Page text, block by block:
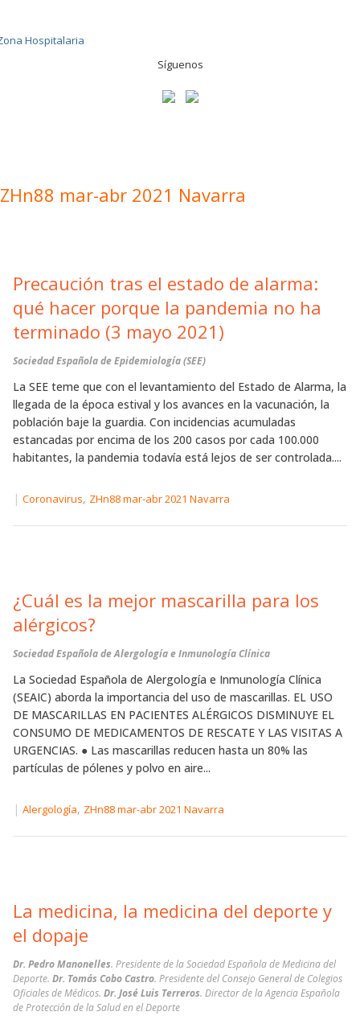
Síguenos
ZHn88 mar-abr 2021 Navarra
Precaución tras el estado de alarma:
qué hacer porque la pandemia no ha
terminado (3 mayo 2021)
Sociedad Española de Epidemiología (SEE)
La SEE teme que con el levantamiento del Estado de Alarma, la
llegada de la época estival y los avances en la vacunación, la
población baje la guardia. Con incidencias acumuladas
estancadas por encima de los 200 casos por cada 100.000
habitantes, la pandemia todavía está lejos de ser controlada....
| Coronavirus, ZHn88 mar-abr 2021 Navarra
¿Cuál es la mejor mascarilla para los
alérgicos?
Sociedad Española de Alergología e Inmunología Clínica
La Sociedad Española de Alergología e Inmunología Clínica
(SEAIC) aborda la importancia del uso de mascarillas. EL USO
DE MASCARILLAS EN PACIENTES ALÉRGICOS DISMINUYE EL
CONSUMO DE MEDICAMENTOS DE RESCATE Y LAS VISITAS A
URGENCIAS. ● Las mascarillas reducen hasta un 80% las
partículas de pólenes y polvo en aire...
| Alergología, ZHn88 mar-abr 2021 Navarra
La medicina, la medicina del deporte y
el dopaje
Dr. Pedro Manonelles. Presidente de la Sociedad Española de Medicina del
Deporte. Dr. Tomás Cobo Castro. Presidente del Consejo General de Colegios
Oficiales de Médicos. Dr. José Luis Terreros. Director de la Agencia Española
de Protección de la Salud en el Deporte